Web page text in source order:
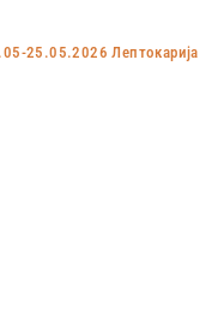
25.05.2026 Лептокарија